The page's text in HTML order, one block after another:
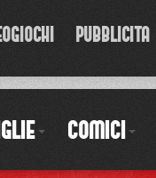
PUBBLICITA'
COMICI